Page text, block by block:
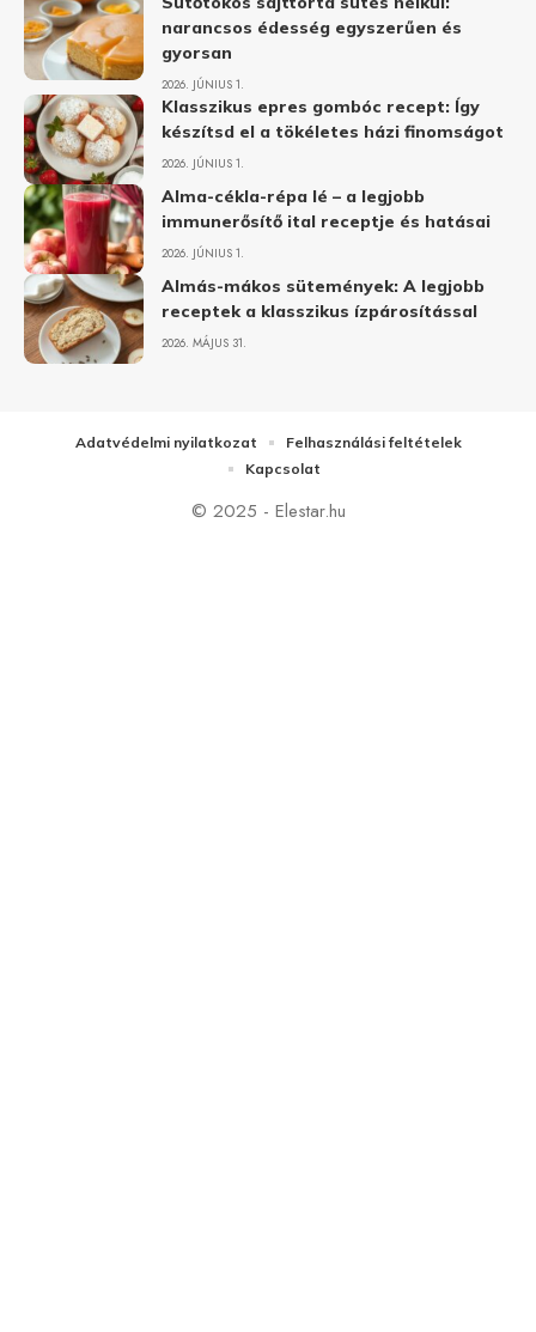
narancsos édesség egyszerűen és
gyorsan
2026. JÚNIUS 1.
Klasszikus epres gombóc recept: Így
készítsd el a tökéletes házi finomságot
2026. JÚNIUS 1.
Alma-cékla-répa lé – a legjobb
immunerősítő ital receptje és hatásai
2026. JÚNIUS 1.
Almás-mákos sütemények: A legjobb
receptek a klasszikus ízpárosítással
2026. MÁJUS 31.
© 2025 - Elestar.hu
Adatvédelmi nyilatkozat
Felhasználási feltételek
Kapcsolat